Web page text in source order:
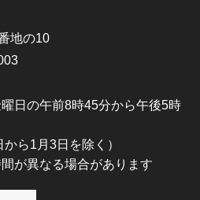
地の10
日の午前8時45分から午後5時
ら1月3日を除く）
が異なる場合があります